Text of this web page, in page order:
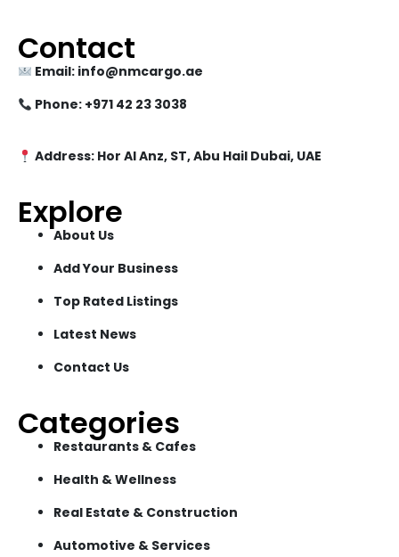
Contact
Email: info@nmcargo.ae
Phone: +971 42 23 3038
Address: Hor Al Anz, ST, Abu Hail Dubai, UAE
Explore
About Us
Add Your Business
Top Rated Listings
Latest News
Contact Us
Categories
Restaurants & Cafes
Health & Wellness
Real Estate & Construction
Automotive & Services